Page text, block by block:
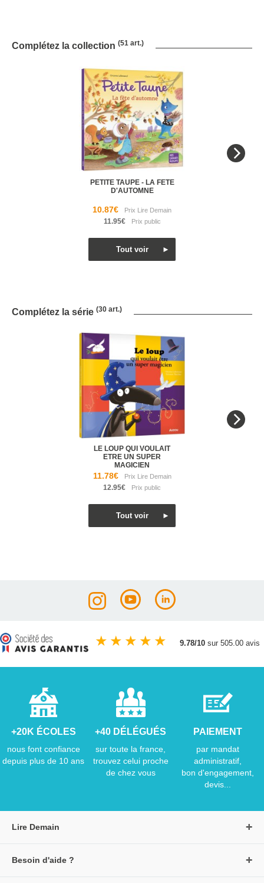
Complétez la collection (51 art.)
PETITE TAUPE - LA FETE
D'AUTOMNE
10.87€
11.95€
Complétez la série (30 art.)
LE LOUP QUI VOULAIT
ETRE UN SUPER
MAGICIEN
11.78€
12.95€
★ ★ ★ ★ ★ 9.78/10 sur 505.00 avis
+20K ÉCOLES
nous font confiance
depuis plus de 10 ans
+40 DÉLÉGUÉS
sur toute la france,
trouvez celui proche
de chez vous
PAIEMENT
par mandat
administratif,
bon d'engagement,
devis...
Lire Demain
Besoin d'aide ?